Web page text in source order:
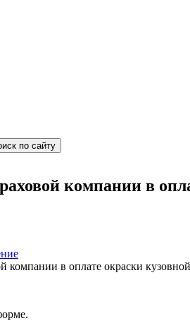
по сайту
компании в
компании в оплате окраски